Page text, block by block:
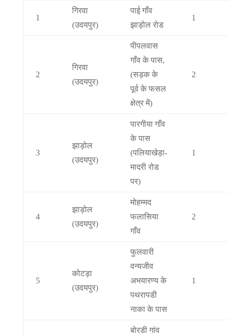
1
गिरवा
(उदयपुर)
पाई गाँव
झाड़ोल रोड
1
2
गिरवा
(उदयपुर)
पीपलवास
गाँव के पास,
(सड़क के
पूर्व के फसल
क्षेत्र में)
2
3
झाड़ोल
(उदयपुर)
पारगीया गाँव
के पास
(पलियाखेड़ा-
मादरी रोड
पर)
1
4
झाड़ोल
(उदयपुर)
मोहम्मद
फलासिया
गाँव
2
5
कोटड़ा
(उदयपुर)
फुलवारी
वन्यजीव
अभयारण्य के
पथरापडी
नाका के पास
1
बोरडी गांव